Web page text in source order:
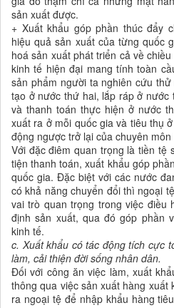
sản xuất được.
+ Xuất khẩu góp phần thúc đẩy
hiệu quả sản xuất của từng quốc
hoá sản xuất phát triển cả về
kinh tế hiện đại mang tính toàn
sản phẩm người ta nghiên cứu
tạo ở nước thứ hai, lắp ráp ở
và thanh toán thực hiện ở nước
xuất ra ở mỗi quốc gia và tiêu thụ
động ngược trở lại của chuyên
Với đặc điêm quan trọng là tiền tệ
tiện thanh toán, xuất khẩu góp
quốc gia. Đặc biệt với các nước
có khả năng chuyển đổi thì ngoại
vai trò quan trọng trong việc điều
định sản xuất, qua đó góp phần
kinh tế.
c. Xuất khẩu có tác động tích cực
làm, cải thiện đời sống nhân dân.
Đối với công ăn việc làm, xuất
thông qua việc sản xuất hàng xuất
ra ngoại tệ để nhập khẩu hàng